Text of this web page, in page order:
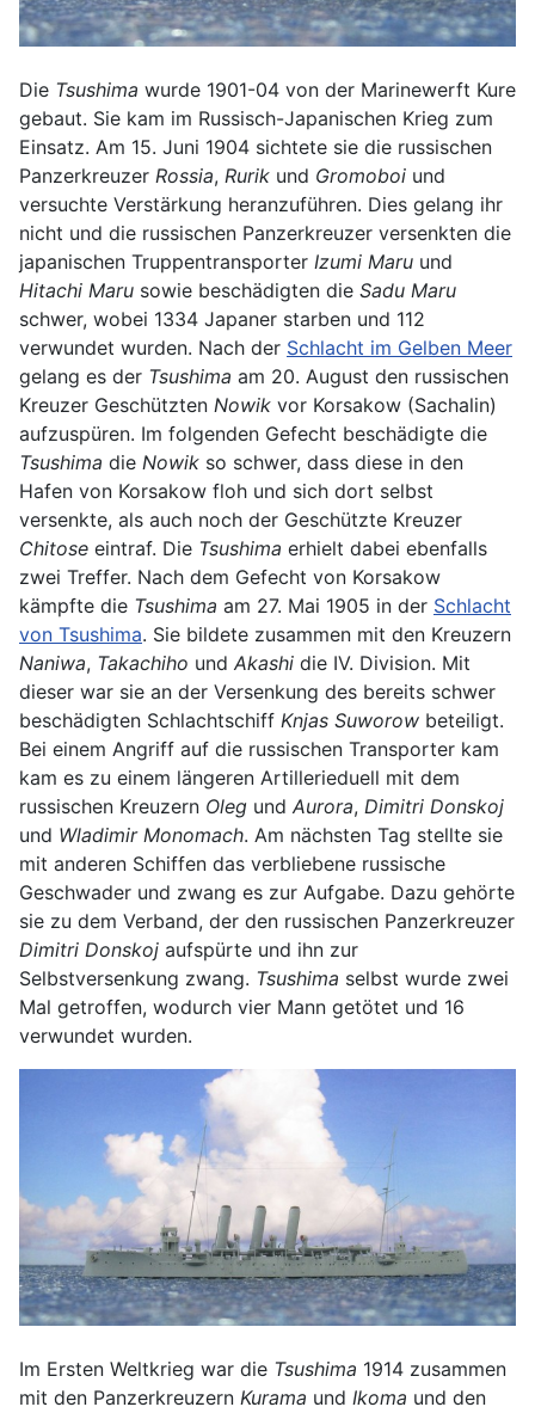
Die Tsushima wurde 1901-04 von der Marinewerft Kure
gebaut. Sie kam im Russisch-Japanischen Krieg zum
Einsatz. Am 15. Juni 1904 sichtete sie die russischen
Panzerkreuzer Rossia, Rurik und Gromoboi und
versuchte Verstärkung heranzuführen. Dies gelang ihr
nicht und die russischen Panzerkreuzer versenkten die
japanischen Truppentransporter Izumi Maru und
Hitachi Maru sowie beschädigten die Sadu Maru
schwer, wobei 1334 Japaner starben und 112
verwundet wurden. Nach der Schlacht im Gelben Meer
gelang es der Tsushima am 20. August den russischen
Kreuzer Geschützten Nowik vor Korsakow (Sachalin)
aufzuspüren. Im folgenden Gefecht beschädigte die
Tsushima die Nowik so schwer, dass diese in den
Hafen von Korsakow floh und sich dort selbst
versenkte, als auch noch der Geschützte Kreuzer
Chitose eintraf. Die Tsushima erhielt dabei ebenfalls
zwei Treffer. Nach dem Gefecht von Korsakow
kämpfte die Tsushima am 27. Mai 1905 in der Schlacht
von Tsushima. Sie bildete zusammen mit den Kreuzern
Naniwa, Takachiho und Akashi die IV. Division. Mit
dieser war sie an der Versenkung des bereits schwer
beschädigten Schlachtschiff Knjas Suworow beteiligt.
Bei einem Angriff auf die russischen Transporter kam
kam es zu einem längeren Artillerieduell mit dem
russischen Kreuzern Oleg und Aurora, Dimitri Donskoj
und Wladimir Monomach. Am nächsten Tag stellte sie
mit anderen Schiffen das verbliebene russische
Geschwader und zwang es zur Aufgabe. Dazu gehörte
sie zu dem Verband, der den russischen Panzerkreuzer
Dimitri Donskoj aufspürte und ihn zur
Selbstversenkung zwang. Tsushima selbst wurde zwei
Mal getroffen, wodurch vier Mann getötet und 16
verwundet wurden.
Im Ersten Weltkrieg war die Tsushima 1914 zusammen
mit den Panzerkreuzern Kurama und Ikoma und den